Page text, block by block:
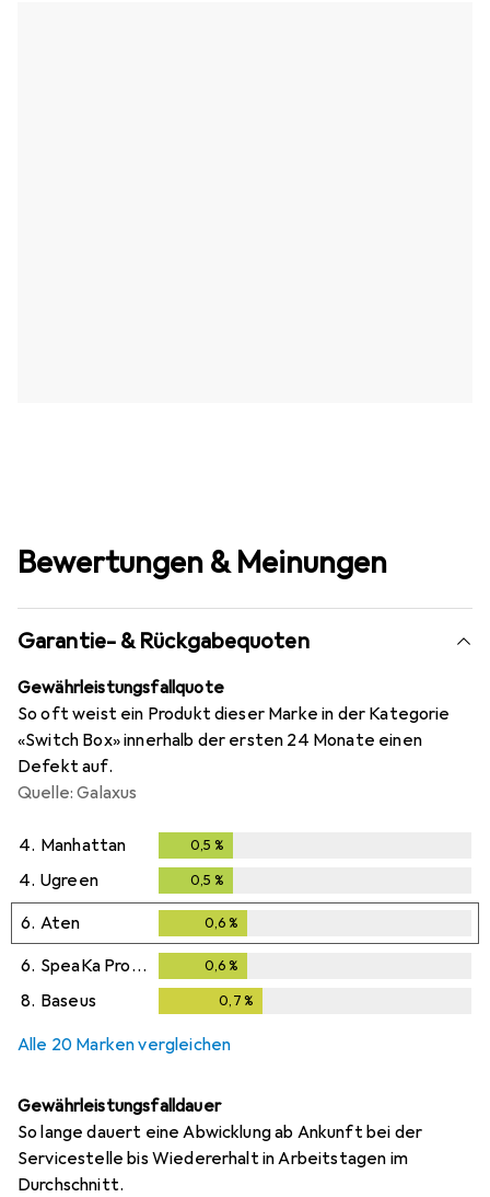
Bewertungen & Meinungen
Garantie- & Rückgabequoten
Gewährleistungsfallquote
So oft weist ein Produkt dieser Marke in der Kategorie
«Switch Box» innerhalb der ersten 24 Monate einen
Defekt auf.
Quelle: Galaxus
4. Manhattan 0,5 %
4. Ugreen 0,5 %
6. Aten 0,6 %
6. SpeaKa Professional 0,6 %
8. Baseus 0,7 %
Alle 20 Marken vergleichen
Gewährleistungsfalldauer
So lange dauert eine Abwicklung ab Ankunft bei der
Servicestelle bis Wiedererhalt in Arbeitstagen im
Durchschnitt.